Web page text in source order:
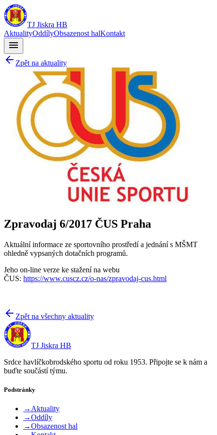
TJ Jiskra HB
AktualityOddílyObsazenost halKontakt
menu
Zpět na aktuality
Zpravodaj 6/2017 ČUS Praha
Aktuální informace ze sportovního prostředí a jednání s MŠMT
ohledně vypsaných dotačních programů.
Jeho on-line verze ke stažení na webu
ČUS: https://www.cuscz.cz/o-nas/zpravodaj-cus.html
Zpět na všechny aktuality
TJ Jiskra HB
Srdce havlíčkobrodského sportu od roku 1953. Připojte se k nám a
buďte součástí týmu.
Podstránky
→ Aktuality
→Oddíly
→Obsazenost hal